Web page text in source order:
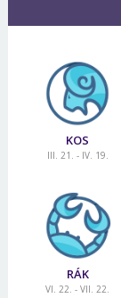
KOS
III. 21. - IV. 19.
RÁK
VI. 22. - VII. 22.